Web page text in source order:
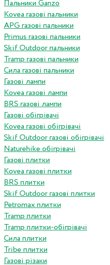
Пальники Ganzo
Kovea газові пальники
APG газові пальники
Primus газові пальники
Skif Outdoor пальники
Tramp газові пальники
Сила газові пальники
Газові лампи
Kovea газові лампи
BRS газові лампи
Газові обігрівачі
Kovea газові обігрівачі
Skif Outdoor газові обігрівачі
Naturehike обігрівачі
Газові плитки
Kovea газові плитки
BRS плитки
Skif Outdoor газові плитки
Petromax плитки
Tramp плитки
Tramp плитки-обігрівачі
Сила плитки
Tribe плитки
Газові різаки